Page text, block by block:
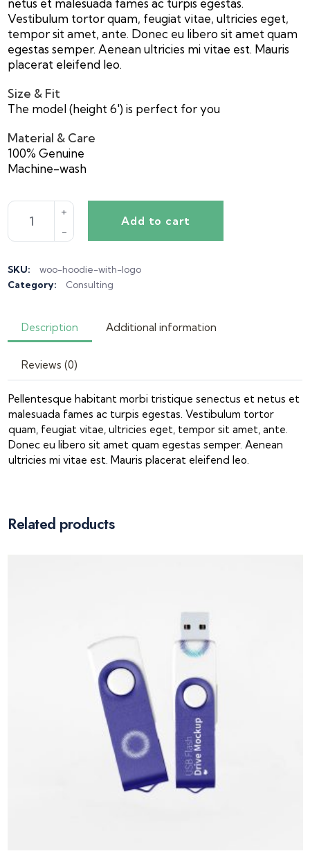
Vestibulum tortor quam, feugiat vitae, ultricies eget,
tempor sit amet, ante. Donec eu libero sit amet quam
egestas semper. Aenean ultricies mi vitae est. Mauris
placerat eleifend leo.
Size & Fit
The model (height 6′) is perfect for you
Material & Care
100% Genuine
Machine-wash
Add to cart
SKU:
woo-hoodie-with-logo
Category:
Consulting
Description Additional information
Reviews (0)
Pellentesque habitant morbi tristique senectus et netus et
malesuada fames ac turpis egestas. Vestibulum tortor
quam, feugiat vitae, ultricies eget, tempor sit amet, ante.
Donec eu libero sit amet quam egestas semper. Aenean
ultricies mi vitae est. Mauris placerat eleifend leo.
Related products